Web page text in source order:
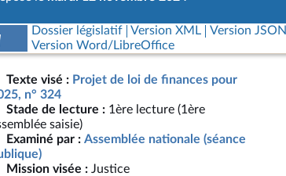
Dossier législatif Version XML Version JSON
Version Word/LibreOffice
Texte visé : Projet de loi de finances pour
n° 324
Stade de lecture : 1ère lecture (1ère
saisie)
Examiné par : Assemblée nationale (séance
Mission visée : Justice